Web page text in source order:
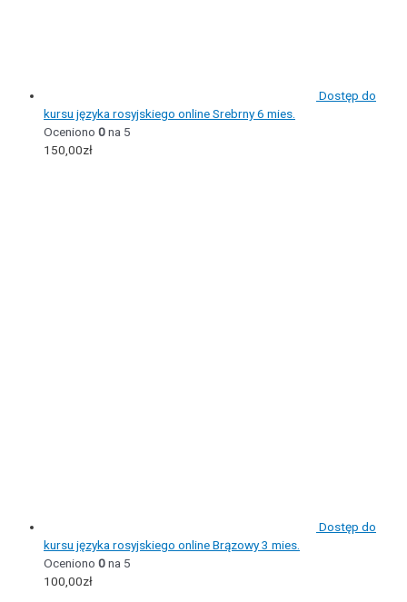
Dostęp do
kursu języka rosyjskiego online Srebrny 6 mies.
Oceniono 0na 5
150,00zł
Dostęp do
kursu języka rosyjskiego online Brązowy 3 mies.
Oceniono 0na 5
100,00zł